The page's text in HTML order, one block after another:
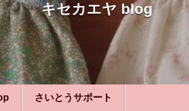
キセカエヤ blog
さいとうサポート